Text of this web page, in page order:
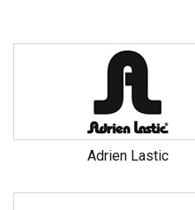
Shop.
N’hésitez pas à naviguer,
retrouver le contrôle de
Découvrez ainsiappareils
vaginaux,livres,pessaires,
Retrouvez tous les produits
Adrien Lastic